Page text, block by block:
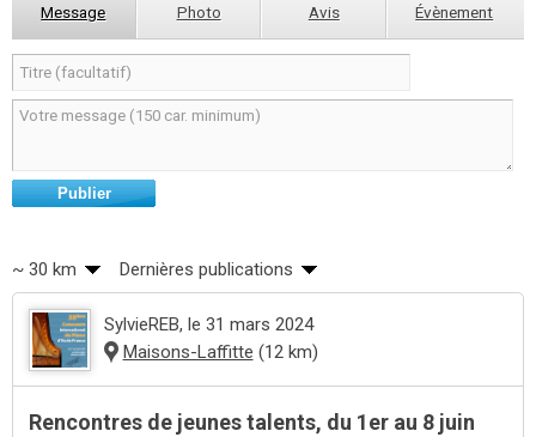
Message Photo Avis Évènement
Publier
~ 30 km Dernières publications
SylvieREB, le 31 mars 2024
Maisons-Laffitte (12 km)
Rencontres de jeunes talents, du 1er au 8 juin